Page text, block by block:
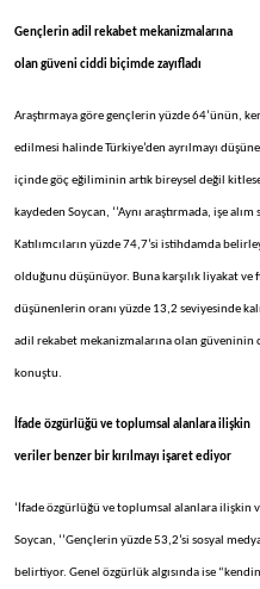
Gençlerin adil rekabet mekanizmalarına
olan güveni ciddi biçimde zayıfladı
Araştırmaya göre gençlerin yüzde 64’ünün,
edilmesi halinde Türkiye’den ayrılmayı
içinde göç eğiliminin artık bireysel değil
kaydeden Soycan, ‘’Aynı araştırmada, işe
Katılımcıların yüzde 74,7’si istihdamda
olduğunu düşünüyor. Buna karşılık liyakat
düşünenlerin oranı yüzde 13,2 seviyesinde
adil rekabet mekanizmalarına olan güveninin
konuştu.
İfade özgürlüğü ve toplumsal alanlara ilişkin
veriler benzer bir kırılmayı işaret ediyor
‘İfade özgürlüğü ve toplumsal alanlara ilişkin
Soycan, ‘’Gençlerin yüzde 53,2’si sosyal
belirtiyor. Genel özgürlük algısında ise